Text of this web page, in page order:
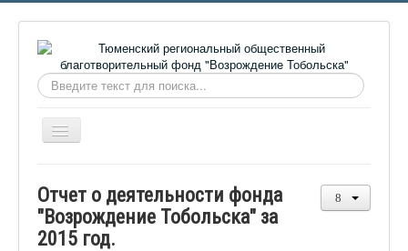
Искать...
Включить/
выключить
О фонде
Онлайн библиотека
Отчет о деятельности фонда
"Возрождение Тобольска" за
2015 год.